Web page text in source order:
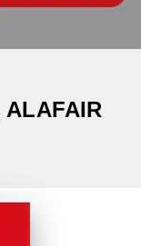
ALAFAIR